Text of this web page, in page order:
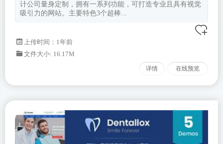
计公司量身定制，拥有一系列功能，可打造专业且具有视觉
吸引力的网站。主要特色3个超棒...
上传时间：1年前
文件大小: 16.17M
详情 在线预览